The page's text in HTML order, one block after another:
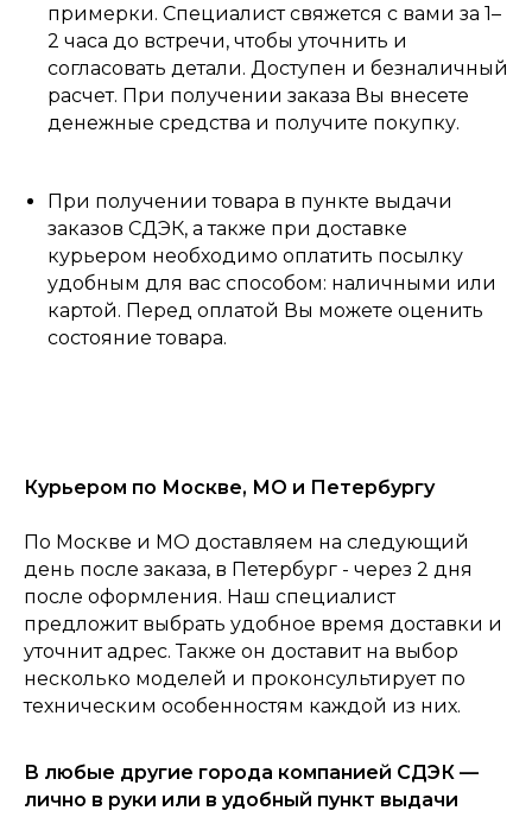
примерки. Специалист свяжется с вами за 1–
2 часа до встречи, чтобы уточнить и
согласовать детали. Доступен и безналичный
расчет. При получении заказа Вы внесете
денежные средства и получите покупку.
При получении товара в пункте выдачи
заказов СДЭК, а также при доставке
курьером необходимо оплатить посылку
удобным для вас способом: наличными или
картой. Перед оплатой Вы можете оценить
состояние товара.
Курьером по Москве, МО и Петербургу
По Москве и МО доставляем на следующий
день после заказа, в Петербург - через 2 дня
после оформления. Наш специалист
предложит выбрать удобное время доставки и
уточнит адрес. Также он доставит на выбор
несколько моделей и проконсультирует по
техническим особенностям каждой из них.
В любые другие города компанией СДЭК —
лично в руки или в удобный пункт выдачи